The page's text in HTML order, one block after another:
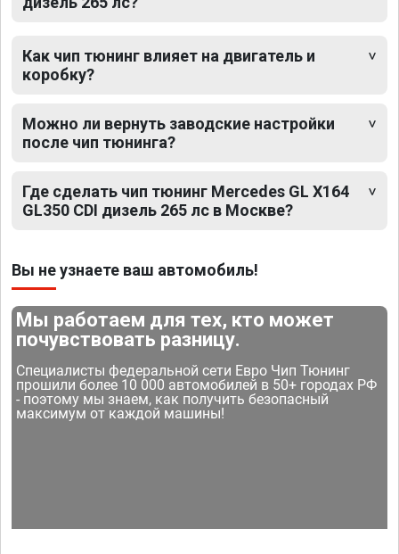
Как чип тюнинг влияет на двигатель и
коробку?
Можно ли вернуть заводские настройки
после чип тюнинга?
Где сделать чип тюнинг Mercedes GL X164
GL350 CDI дизель 265 лс в Москве?
Вы не узнаете ваш автомобиль!
Мы работаем для тех, кто может
почувствовать разницу.
Специалисты федеральной сети Евро Чип Тюнинг
прошили более 10 000 автомобилей в 50+ городах РФ
- поэтому мы знаем, как получить безопасный
максимум от каждой машины!